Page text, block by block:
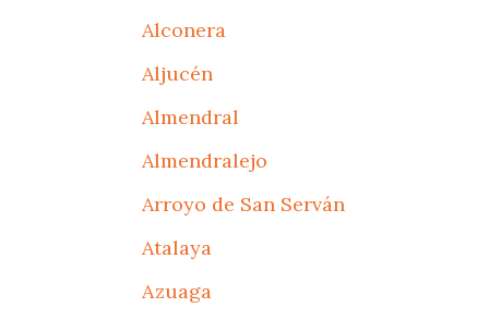
Alconera
Aljucén
Almendral
Almendralejo
Arroyo de San Serván
Atalaya
Azuaga